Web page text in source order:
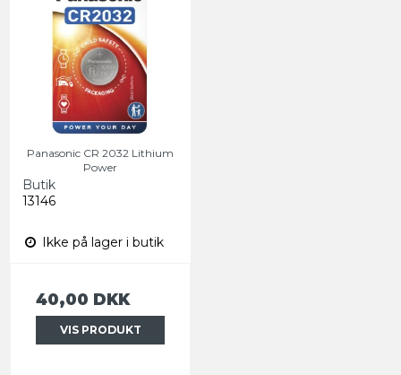
Panasonic CR 2032 Lithium
Power
Butik
13146
Ikke på lager i butik
40,00 DKK
VIS PRODUKT